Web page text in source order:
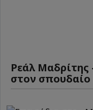
Ρεάλ
στον